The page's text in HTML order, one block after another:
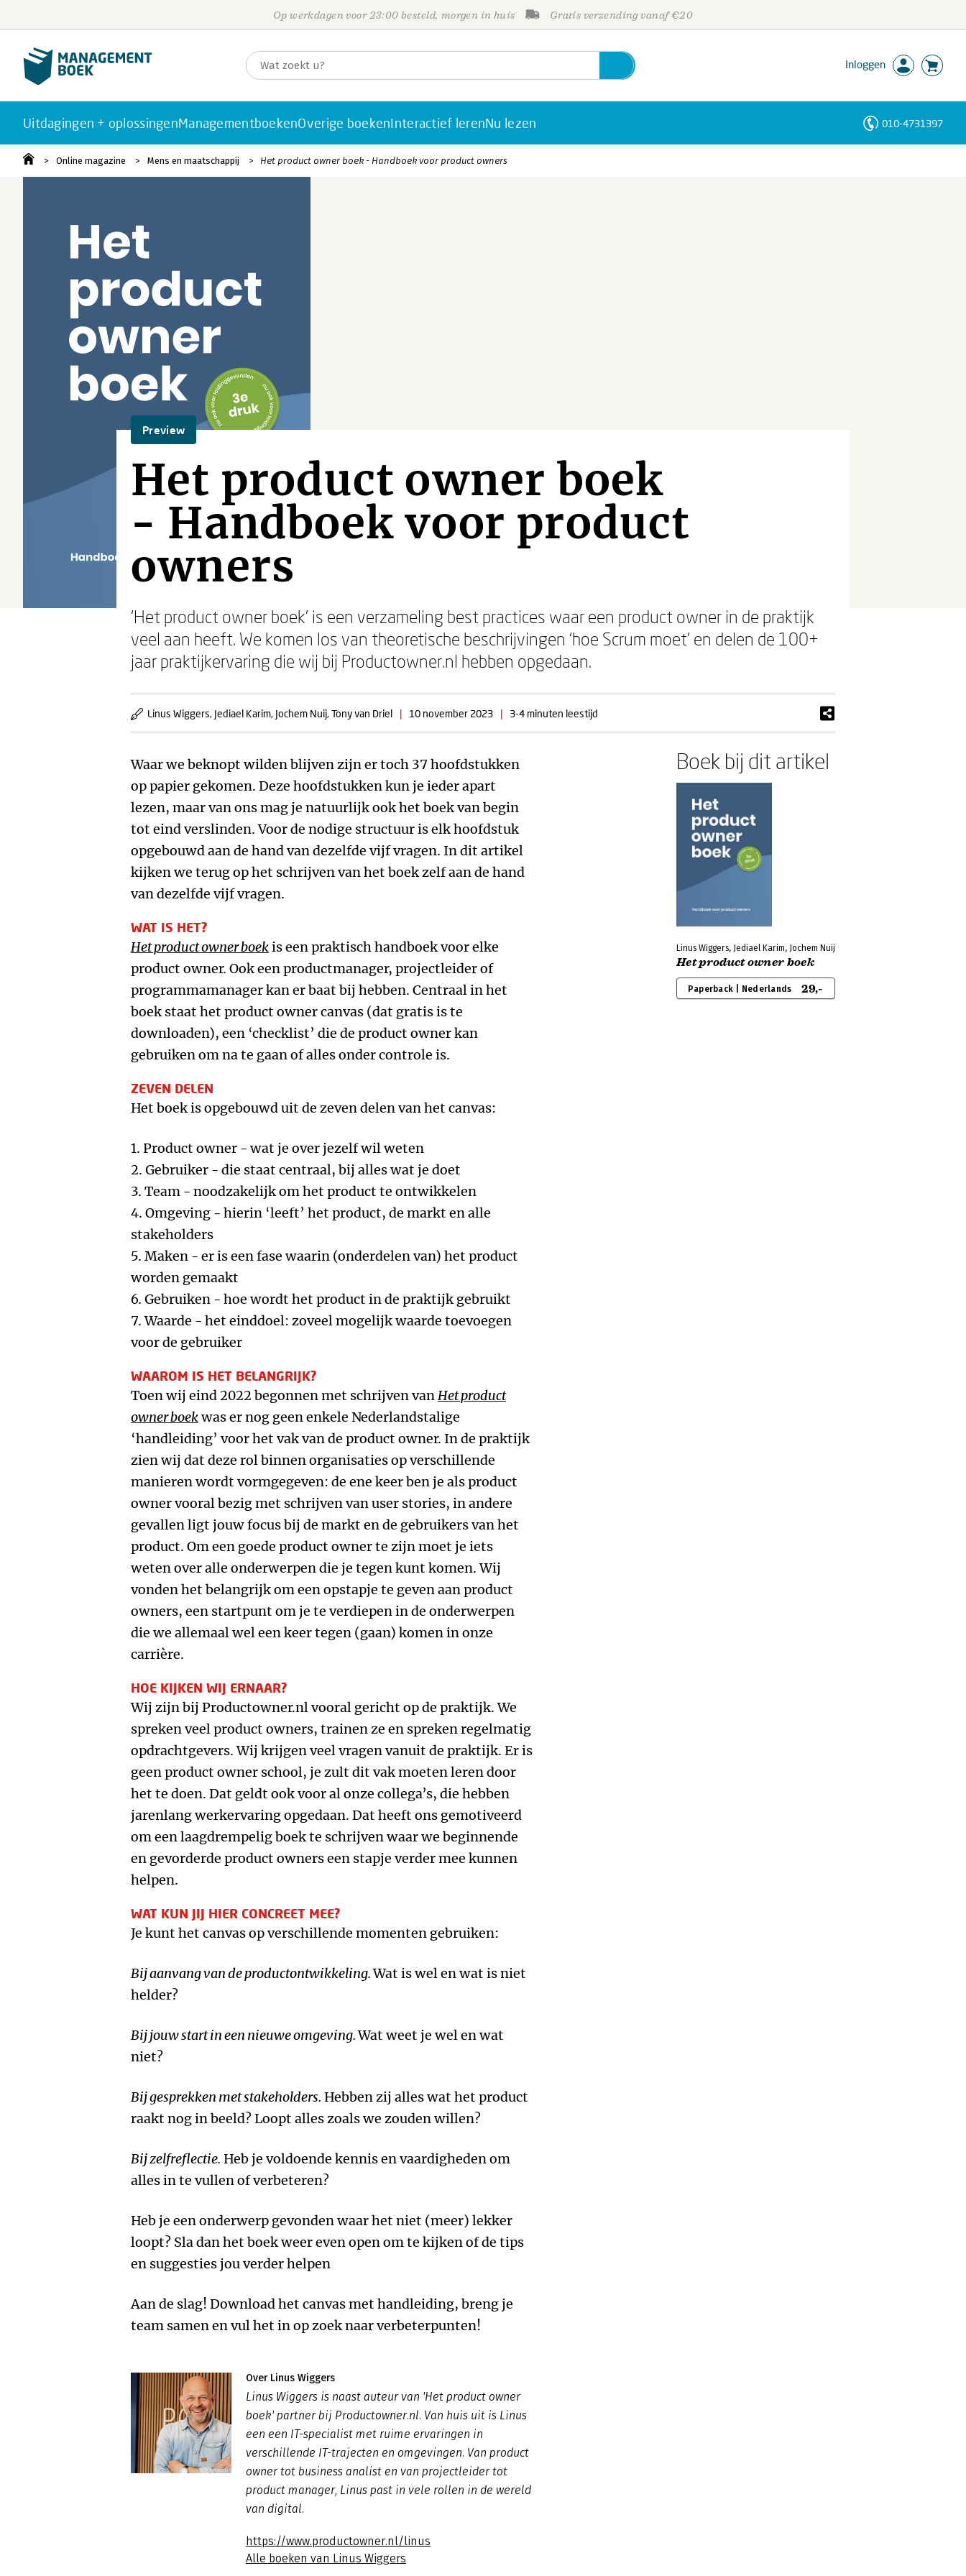
Op werkdagen voor 23:00 besteld, morgen in huis Gratis verzending vanaf €20
Inloggen
Uitdagingen + oplossingenManagementboekenOverige boekenInteractief lerenNu lezen 010-4731397
Online magazine Mens en maatschappij Het product owner boek - Handboek voor product owners
Preview
Het product owner boek
- Handboek voor product
owners
‘Het product owner boek’ is een verzameling best practices waar een product owner in de praktijk
veel aan heeft. We komen los van theoretische beschrijvingen ‘hoe Scrum moet’ en delen de 100+
jaar praktijkervaring die wij bij Productowner.nl hebben opgedaan.
Linus Wiggers, Jediael Karim, Jochem Nuij, Tony van Driel | 10 november 2023 | 3-4 minuten leestijd
Waar we beknopt wilden blijven zijn er toch 37 hoofdstukken
op papier gekomen. Deze hoofdstukken kun je ieder apart
lezen, maar van ons mag je natuurlijk ook het boek van begin
tot eind verslinden. Voor de nodige structuur is elk hoofdstuk
opgebouwd aan de hand van dezelfde vijf vragen. In dit artikel
kijken we terug op het schrijven van het boek zelf aan de hand
van dezelfde vijf vragen.
WAT IS HET?
Het product owner boekis een praktisch handboek voor elke
product owner. Ook een productmanager, projectleider of
programmamanager kan er baat bij hebben. Centraal in het
boek staat het product owner canvas (dat gratis is te
downloaden), een ‘checklist’ die de product owner kan
gebruiken om na te gaan of alles onder controle is.
ZEVEN DELEN
Het boek is opgebouwd uit de zeven delen van het canvas:
1. Product owner - wat je over jezelf wil weten
2. Gebruiker - die staat centraal, bij alles wat je doet
3. Team - noodzakelijk om het product te ontwikkelen
4. Omgeving - hierin ‘leeft’ het product, de markt en alle
stakeholders
5. Maken - er is een fase waarin (onderdelen van) het product
worden gemaakt
6. Gebruiken - hoe wordt het product in de praktijk gebruikt
7. Waarde - het einddoel: zoveel mogelijk waarde toevoegen
voor de gebruiker
WAAROM IS HET BELANGRIJK?
Toen wij eind 2022 begonnen met schrijven vanHet product
owner boekwas er nog geen enkele Nederlandstalige
‘handleiding’ voor het vak van de product owner. In de praktijk
zien wij dat deze rol binnen organisaties op verschillende
manieren wordt vormgegeven: de ene keer ben je als product
owner vooral bezig met schrijven van user stories, in andere
gevallen ligt jouw focus bij de markt en de gebruikers van het
product. Om een goede product owner te zijn moet je iets
weten over alle onderwerpen die je tegen kunt komen. Wij
vonden het belangrijk om een opstapje te geven aan product
owners, een startpunt om je te verdiepen in de onderwerpen
die we allemaal wel een keer tegen (gaan) komen in onze
carrière.
HOE KIJKEN WIJ ERNAAR?
Wij zijn bij Productowner.nl vooral gericht op de praktijk. We
spreken veel product owners, trainen ze en spreken regelmatig
opdrachtgevers. Wij krijgen veel vragen vanuit de praktijk. Er is
geen product owner school, je zult dit vak moeten leren door
het te doen. Dat geldt ook voor al onze collega’s, die hebben
jarenlang werkervaring opgedaan. Dat heeft ons gemotiveerd
om een laagdrempelig boek te schrijven waar we beginnende
en gevorderde product owners een stapje verder mee kunnen
helpen.
WAT KUN JIJ HIER CONCREET MEE?
Je kunt het canvas op verschillende momenten gebruiken:
Bij aanvang van de productontwikkeling.Wat is wel en wat is niet
helder?
Bij jouw start in een nieuwe omgeving.Wat weet je wel en wat
niet?
Bij gesprekken met stakeholders. Hebben zij alles wat het product
raakt nog in beeld? Loopt alles zoals we zouden willen?
Bij zelfreflectie. Heb je voldoende kennis en vaardigheden om
alles in te vullen of verbeteren?
Heb je een onderwerp gevonden waar het niet (meer) lekker
loopt? Sla dan het boek weer even open om te kijken of de tips
en suggesties jou verder helpen
Aan de slag! Download het canvas met handleiding, breng je
team samen en vul het in op zoek naar verbeterpunten!
Over Linus Wiggers
Linus Wiggers is naast auteur van 'Het product owner
boek' partner bij Productowner.nl. Van huis uit is Linus
een een IT-specialist met ruime ervaringen in
verschillende IT-trajecten en omgevingen. Van product
owner tot business analist en van projectleider tot
product manager, Linus past in vele rollen in de wereld
van digital.
https://www.productowner.nl/linus
Alle boeken van Linus Wiggers
Boek bij dit artikel
Linus Wiggers, Jediael Karim, Jochem Nuij
Het product owner boek
Paperback | Nederlands 29,-
Personen